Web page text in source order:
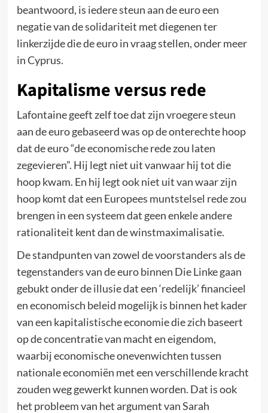
beantwoord, is iedere steun aan de euro een
negatie van de solidariteit met diegenen ter
linkerzijde die de euro in vraag stellen, onder meer
in Cyprus.
Kapitalisme versus rede
Lafontaine geeft zelf toe dat zijn vroegere steun
aan de euro gebaseerd was op de onterechte hoop
dat de euro “de economische rede zou laten
zegevieren”. Hij legt niet uit vanwaar hij tot die
hoop kwam. En hij legt ook niet uit van waar zijn
hoop komt dat een Europees muntstelsel rede zou
brengen in een systeem dat geen enkele andere
rationaliteit kent dan de winstmaximalisatie.
De standpunten van zowel de voorstanders als de
tegenstanders van de euro binnen Die Linke gaan
gebukt onder de illusie dat een ‘redelijk’ financieel
en economisch beleid mogelijk is binnen het kader
van een kapitalistische economie die zich baseert
op de concentratie van macht en eigendom,
waarbij economische onevenwichten tussen
nationale economiën met een verschillende kracht
zouden weg gewerkt kunnen worden. Dat is ook
het probleem van het argument van Sarah